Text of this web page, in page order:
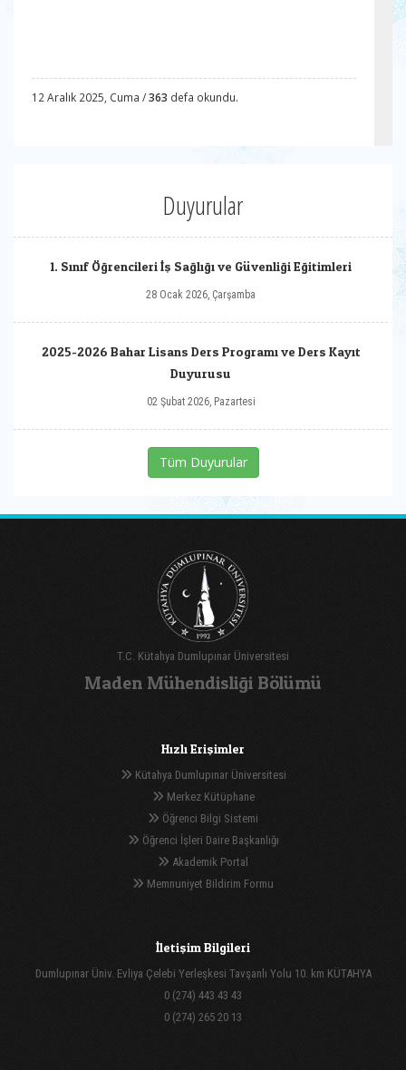
12 Aralık 2025, Cuma /363 defa okundu.
Duyurular
1. Sınıf Öğrencileri İş Sağlığı ve Güvenliği Eğitimleri
28 Ocak 2026, Çarşamba
2025-2026 Bahar Lisans Ders Programı ve Ders Kayıt
Duyurusu
02 Şubat 2026, Pazartesi
Tüm Duyurular
T.C. Kütahya Dumlupınar Üniversitesi
Maden Mühendisliği Bölümü
Hızlı Erişimler
Kütahya Dumlupınar Üniversitesi
Merkez Kütüphane
Öğrenci Bilgi Sistemi
Öğrenci İşleri Daire Başkanlığı
Akademik Portal
Memnuniyet Bildirim Formu
İletişim Bilgileri
Dumlupınar Üniv. Evliya Çelebi Yerleşkesi Tavşanlı Yolu 10. km KÜTAHYA
0 (274) 443 43 43
0 (274) 265 20 13